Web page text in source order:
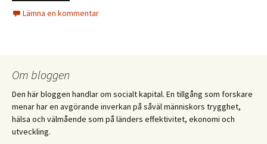
Lämna en kommentar
Om bloggen
Den här bloggen handlar om socialt kapital. En tillgång som forskare
menar har en avgörande inverkan på såväl människors trygghet,
hälsa och välmående som på länders effektivitet, ekonomi och
utveckling.